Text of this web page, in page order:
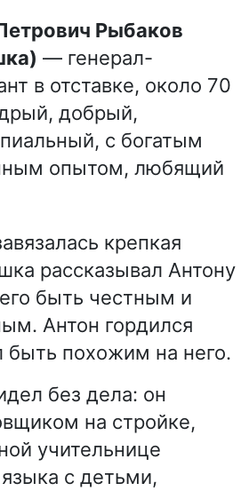
— генерал-
в отставке, около 70
добрый,
с богатым
опытом, любящий
крепкая
рассказывал Антону
быть честным и
Антон гордился
быть похожим на него.
без дела: он
на стройке,
учительнице
с детьми,